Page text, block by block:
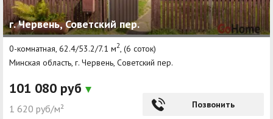
Аренда коммерческой недвижимости
Другие разделы
Новости
Ремонт квартир
г. Червень, Советский пер.
0-комнатная, 62.4/53.2/7.1 м2 , (6 соток)
Минская область, г. Червень, Советский пер.
101 080 руб
1 620 руб/м² Позвонить